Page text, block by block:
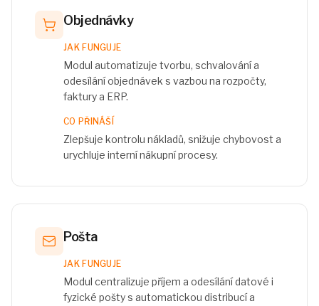
Objednávky
JAK FUNGUJE
Modul automatizuje tvorbu, schvalování a
odesílání objednávek s vazbou na rozpočty,
faktury a ERP.
CO PŘINÁŠÍ
Zlepšuje kontrolu nákladů, snižuje chybovost a
urychluje interní nákupní procesy.
Pošta
JAK FUNGUJE
Modul centralizuje příjem a odesílání datové i
fyzické pošty s automatickou distribucí a